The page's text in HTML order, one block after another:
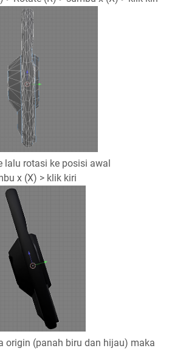
lalu rotasi ke posisi awal
x (X) > klik kiri
origin (panah biru dan hijau) maka